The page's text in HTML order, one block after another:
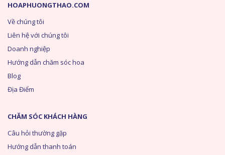
HOAPHUONGTHAO.COM
Về chúng tôi
Liên hệ với chúng tôi
Doanh nghiệp
Hướng dẫn chăm sóc hoa
Blog
Địa Điểm
CHĂM SÓC KHÁCH HÀNG
Câu hỏi thường gặp
Hướng dẫn thanh toán